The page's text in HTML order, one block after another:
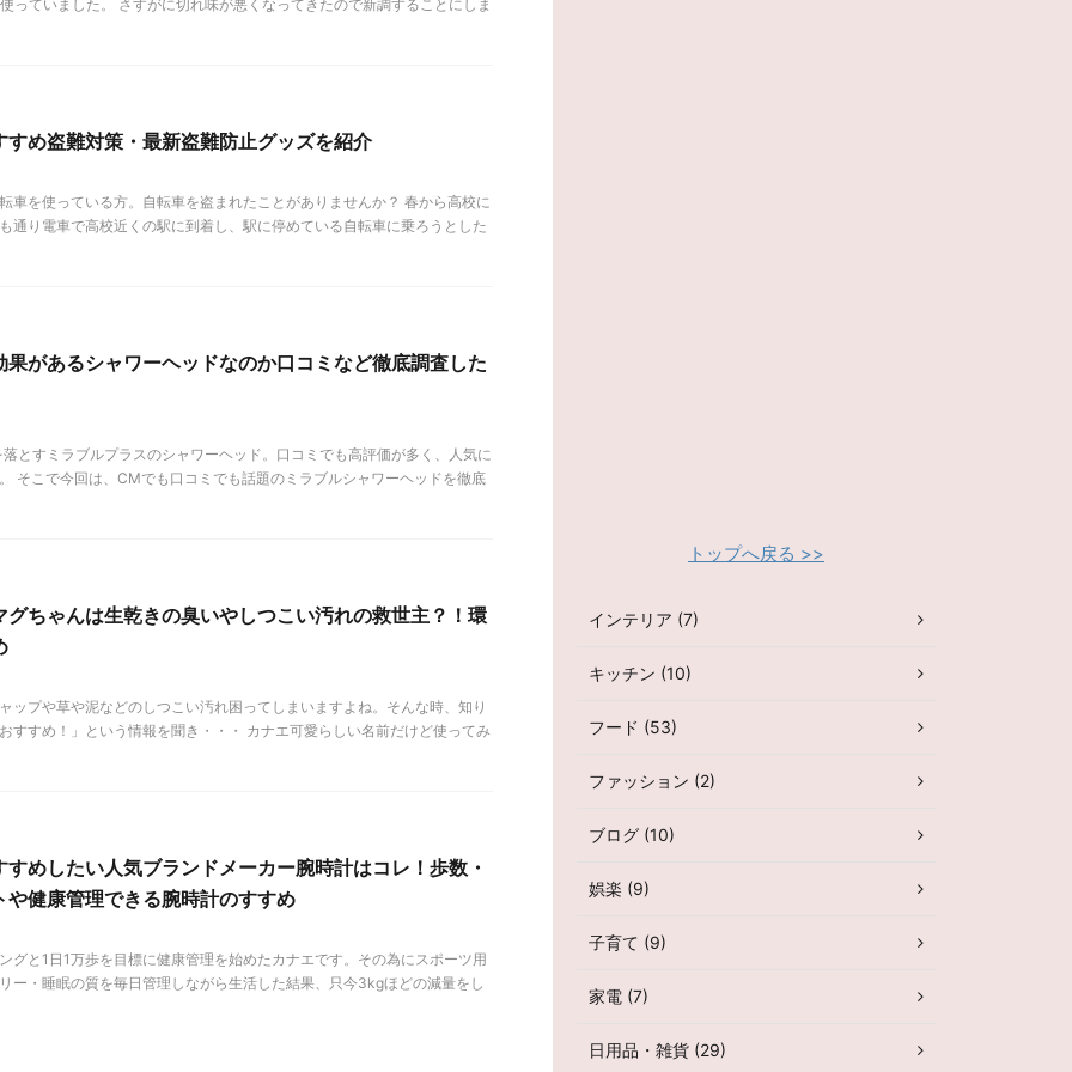
っていました。 さすがに切れ味が悪くなってきたので新調することにしま
め盗難対策・最新盗難防止グッズを紹介
車を使っている方。自転車を盗まれたことがありませんか？ 春から高校に
通り電車で高校近くの駅に到着し、駅に停めている自転車に乗ろうとした
があるシャワーヘッドなのか口コミなど徹底調査した
とすミラブルプラスのシャワーヘッド。口コミでも高評価が多く、人気に
そこで今回は、CMでも口コミでも話題のミラブルシャワーヘッドを徹底
ちゃんは生乾きの臭いやしつこい汚れの救世主？！環
ップや草や泥などのしつこい汚れ困ってしまいますよね。そんな時、知り
すすめ！」という情報を聞き・・・ カナエ可愛らしい名前だけど使ってみ
めしたい人気ブランドメーカー腕時計はコレ！歩数・
健康管理できる腕時計のすすめ
グと1日1万歩を目標に健康管理を始めたカナエです。その為にスポーツ用
ー・睡眠の質を毎日管理しながら生活した結果、只今3kgほどの減量をし
トップへ戻る >>
インテリア (7)
キッチン (10)
フード (53)
ファッション (2)
ブログ (10)
娯楽 (9)
子育て (9)
家電 (7)
日用品・雑貨 (29)